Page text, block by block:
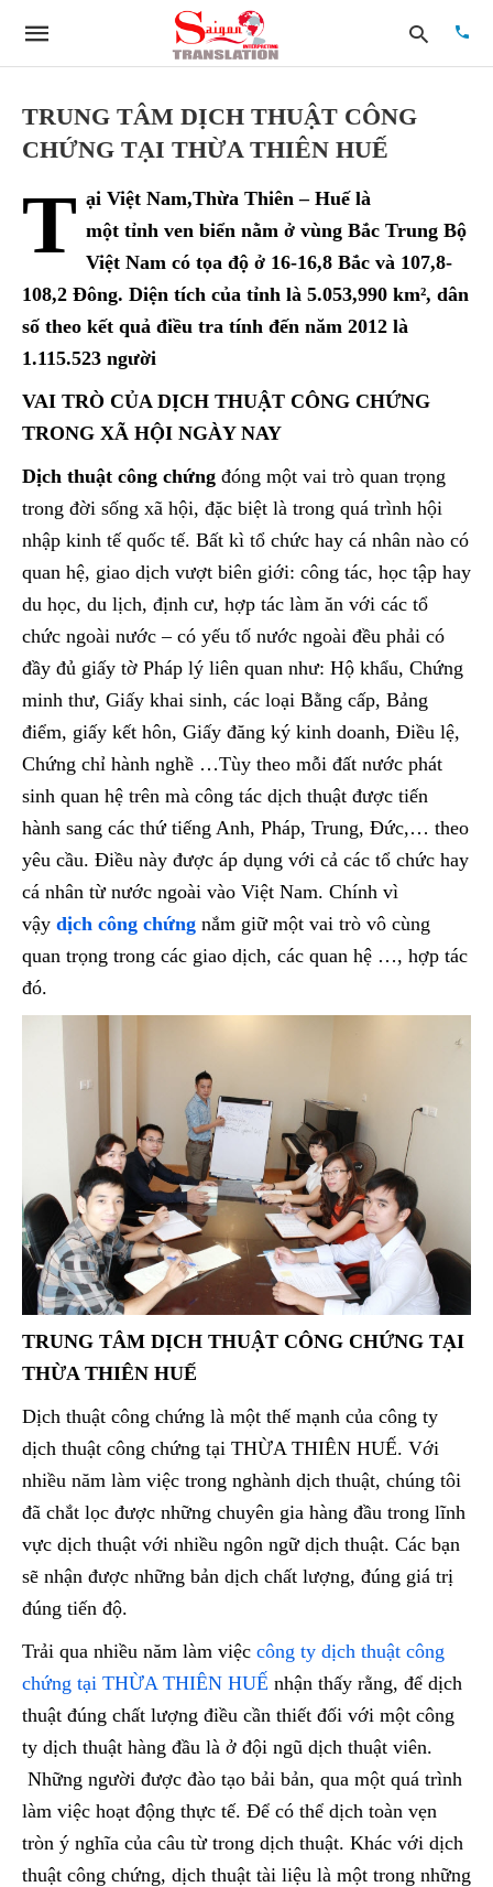
query
and
TRUNG TÂM DỊCH THUẬT CÔNG
CHỨNG TẠI THỪA THIÊN HUẾ
T ại Việt Nam,Thừa Thiên – Huế là
một tỉnh ven biển nằm ở vùng Bắc Trung Bộ
Việt Nam có tọa độ ở 16-16,8 Bắc và 107,8-
108,2 Đông. Diện tích của tỉnh là 5.053,990 km², dân
số theo kết quả điều tra tính đến năm 2012 là
1.115.523 người
VAI TRÒ CỦA DỊCH THUẬT CÔNG CHỨNG
TRONG XÃ HỘI NGÀY NAY
Dịch thuật công chứng đóng một vai trò quan trọng
trong đời sống xã hội, đặc biệt là trong quá trình hội
nhập kinh tế quốc tế. Bất kì tổ chức hay cá nhân nào có
quan hệ, giao dịch vượt biên giới: công tác, học tập hay
du học, du lịch, định cư, hợp tác làm ăn với các tổ
chức ngoài nước – có yếu tố nước ngoài đều phải có
đầy đủ giấy tờ Pháp lý liên quan như: Hộ khẩu, Chứng
minh thư, Giấy khai sinh, các loại Bằng cấp, Bảng
điểm, giấy kết hôn, Giấy đăng ký kinh doanh, Điều lệ,
Chứng chỉ hành nghề …Tùy theo mỗi đất nước phát
sinh quan hệ trên mà công tác dịch thuật được tiến
hành sang các thứ tiếng Anh, Pháp, Trung, Đức,… theo
yêu cầu. Điều này được áp dụng với cả các tổ chức hay
cá nhân từ nước ngoài vào Việt Nam. Chính vì
vậy dịch công chứng nắm giữ một vai trò vô cùng
quan trọng trong các giao dịch, các quan hệ …, hợp tác
đó.
TRUNG TÂM DỊCH THUẬT CÔNG CHỨNG TẠI
THỪA THIÊN HUẾ
Dịch thuật công chứng là một thế mạnh của công ty
dịch thuật công chứng tại THỪA THIÊN HUẾ. Với
nhiều năm làm việc trong nghành dịch thuật, chúng tôi
đã chắt lọc được những chuyên gia hàng đầu trong lĩnh
vực dịch thuật với nhiều ngôn ngữ dịch thuật. Các bạn
sẽ nhận được những bản dịch chất lượng, đúng giá trị
đúng tiến độ.
Trải qua nhiều năm làm việc công ty dịch thuật công
chứng tại THỪA THIÊN HUẾ nhận thấy rằng, để dịch
thuật đúng chất lượng điều cần thiết đối với một công
ty dịch thuật hàng đầu là ở đội ngũ dịch thuật viên.
Những người được đào tạo bải bản, qua một quá trình
làm việc hoạt động thực tế. Để có thể dịch toàn vẹn
tròn ý nghĩa của câu từ trong dịch thuật. Khác với dịch
thuật công chứng, dịch thuật tài liệu là một trong những